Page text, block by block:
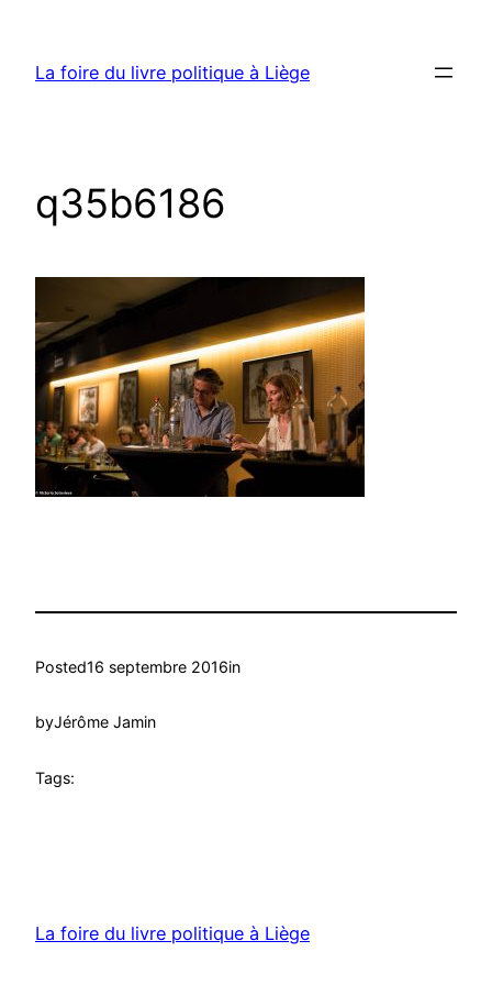
contenu
La foire du livre politique à Liège
q35b6186
Posted16 septembre 2016in
byJérôme Jamin
Tags:
La foire du livre politique à Liège